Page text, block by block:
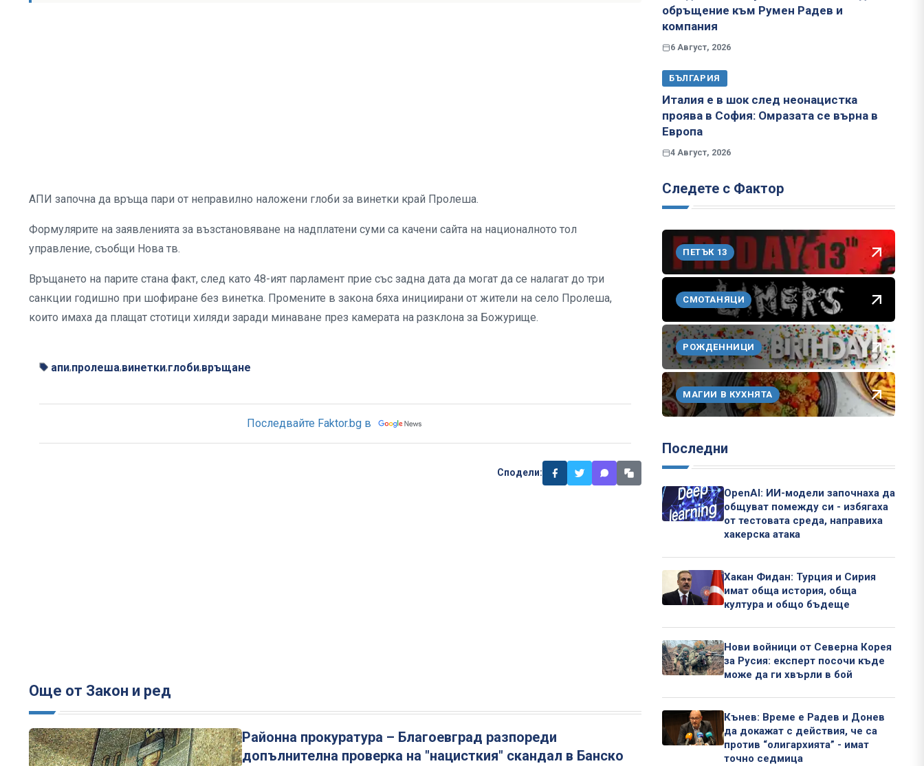
АПИ започна да връща пари от неправилно наложени глоби за винетки край Пролеша.
Формулярите на заявленията за възстановяване на надплатени суми са качени сайта на националното тол
управление, съобщи Нова тв.
Връщането на парите стана факт, след като 48-ият парламент прие със задна дата да могат да се налагат до три
санкции годишно при шофиране без винетка. Промените в закона бяха инициирани от жители на село Пролеша,
които имаха да плащат стотици хиляди заради минаване през камерата на разклона за Божурище.
апи,пролеша,винетки,глоби,връщане
Последвайте Faktor.bg в
Сподели:
Още от Закон и ред
Районна прокуратура – Благоевград разпореди
допълнителна проверка на "нацисткия" скандал в Банско
обръщение към Румен Радев и
компания
6 Август, 2026
БЪЛГАРИЯ
Италия е в шок след неонацистка
проява в София: Омразата се върна в
Европа
4 Август, 2026
Следете с Фактор
ПЕТЪК 13
СМОТАНЯЦИ
РОЖДЕННИЦИ
МАГИИ В КУХНЯТА
Последни
OpenAI: ИИ-модели започнаха да
общуват помежду си - избягаха
от тестовата среда, направиха
хакерска атака
Хакан Фидан: Турция и Сирия
имат обща история, обща
култура и общо бъдеще
Нови войници от Северна Корея
за Русия: експерт посочи къде
може да ги хвърли в бой
Кънев: Време е Радев и Донев
да докажат с действия, че са
против “олигархията” - имат
точно седмица